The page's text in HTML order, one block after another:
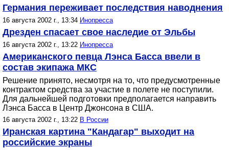
Германия переживает последствия наводнения
16 августа 2002 г., 13:34 Инопресса
Дрезден спасает свое наследие от Эльбы
16 августа 2002 г., 13:22 Инопресса
Американского певца Лэнса Басса ввели в
состав экипажа МКС
Решение принято, несмотря на то, что предусмотренные
контрактом средства за участие в полете не поступили.
Для дальнейшей подготовки предполагается направить
Лэнса Басса в Центр Джонсона в США.
16 августа 2002 г., 13:22 В России
Иранская картина "Кандагар" выходит на
российские экраны